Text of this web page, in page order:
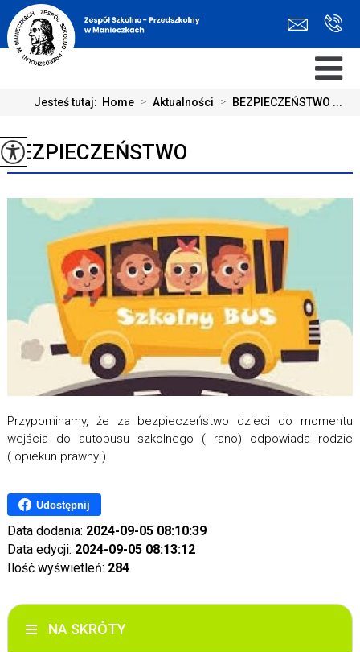
Jesteś tutaj: Home > Aktualności > BEZPIECZEŃSTWO ...
BEZPIECZEŃSTWO
Przypominamy, że za bezpieczeństwo dzieci do momentu
wejścia do autobusu szkolnego ( rano) odpowiada rodzic
( opiekun prawny ).
Udostępnij
Data dodania: 2024-09-05 08:10:39
Data edycji: 2024-09-05 08:13:12
Ilość wyświetleń: 284
NA SKRÓTY